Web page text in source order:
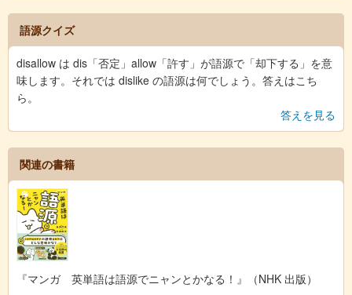
語源クイズ
disallow は dis「否定」allow「許す」が語源で「却下する」を意
味します。それでは dislike の語源は何でしょう。答えはこち
ら。
答えを見る
関連の書籍
『マンガ 英単語は語源でニャンとかなる！』（NHK 出版）